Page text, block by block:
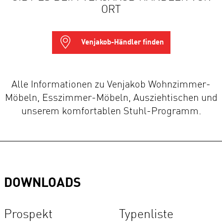
ORT
Venjakob-Händler finden
Alle Informationen zu Venjakob Wohnzimmer-
Möbeln, Esszimmer-Möbeln, Ausziehtischen und
unserem komfortablen Stuhl-Programm.
DOWNLOADS
Prospekt Typenliste